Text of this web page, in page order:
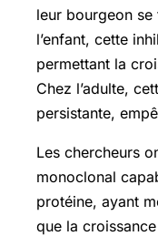
leur bourgeon
l’enfant, cette
permettant la
Chez l’adulte,
persistante,
Les chercheurs
monoclonal
protéine, ayant
que la